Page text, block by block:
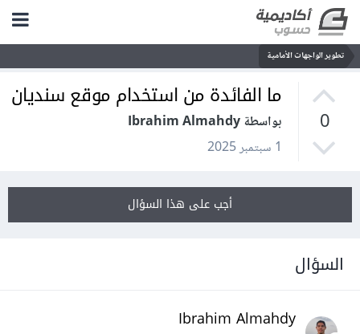
تطوير الواجهات الأمامية
0
ما الفائدة من استخدام موقع سنديان
بواسطة Ibrahim Almahdy
1 سبتمبر 2025
أجب على هذا السؤال
السؤال
Ibrahim Almahdy